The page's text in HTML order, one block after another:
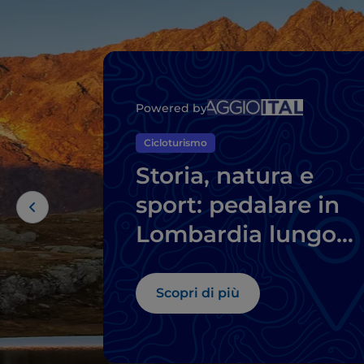
Powered by
Cicloturismo
Storia, natura e
sport: pedalare in
Lombardia lungo
Scopri di più